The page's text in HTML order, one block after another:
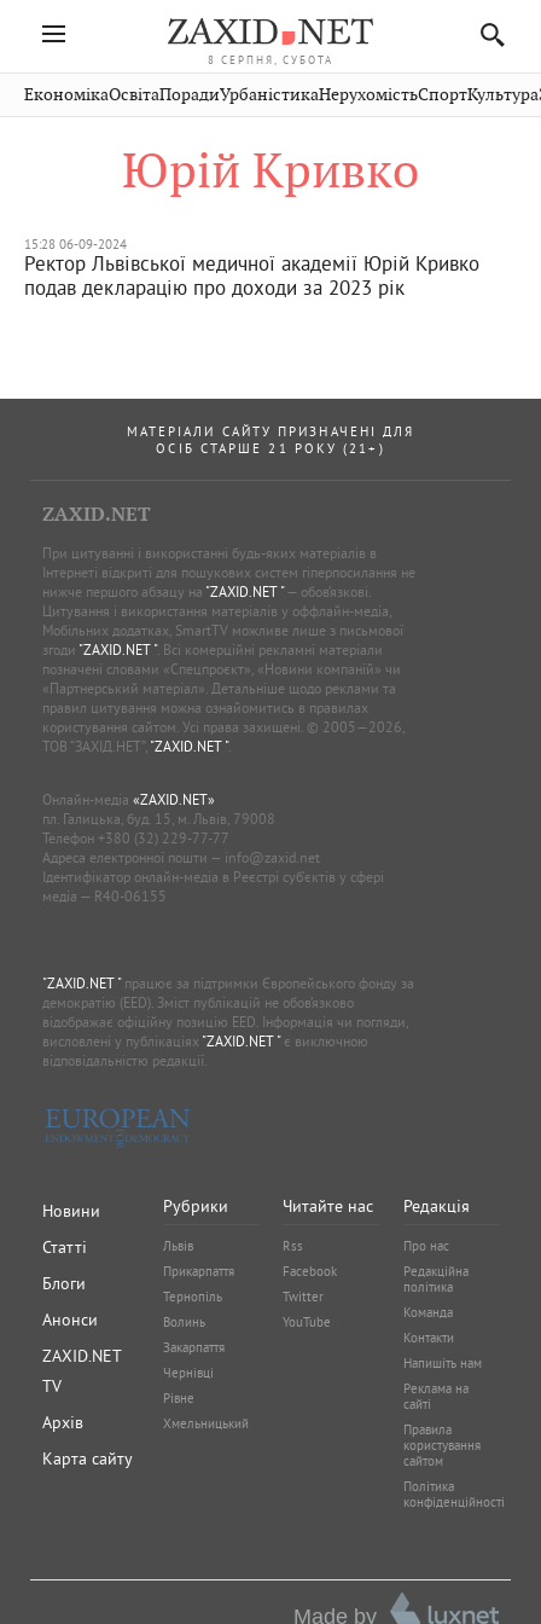
8 СЕРПНЯ, СУБОТА
Івано-
Франківськ
Волинь
Рівне
Чернівці
Стрий
Хмельницький
Публікації
Авто СловкоКультура
Кіно Дім СпортКраєзнавство
ЕкономікаОсвітаПорадиУрбаністикаНерухомістьСпортКультура
Юрій Кривко
15:28 06-09-2024
Ректор Львівської медичної академії Юрій Кривко
подав декларацію про доходи за 2023 рік
МАТЕРІАЛИ САЙТУ ПРИЗНАЧЕНІ ДЛЯ
ОСІБ СТАРШЕ 21 РОКУ (21+)
ZAXID.NET
При цитуванні і використанні будь-яких матеріалів в
Інтернеті відкриті для пошукових систем гіперпосилання не
нижче першого абзацу на "ZAXID.NET "— обов’язкові.
Цитування і використання матеріалів у оффлайн-медіа,
Мобільних додатках, SmartTV можливе лише з письмової
згоди "ZAXID.NET ". Всі комерційні рекламні матеріали
позначені словами «Спецпроєкт», «Новини компаній» чи
«Партнерський матеріал». Детальніше щодо реклами та
правил цитування можна ознайомитись в правилах
користування сайтом. Усі права захищені. © 2005—2026,
ТОВ “ЗАХІД.НЕТ”, "ZAXID.NET ".
Онлайн-медіа «ZAXID.NET»
пл. Галицька, буд. 15, м. Львів, 79008
Телефон +380 (32) 229-77-77
Адреса електронної пошти — info@zaxid.net
Ідентифікатор онлайн-медіа в Реєстрі суб'єктів у сфері
медіа — R40-06155
"ZAXID.NET "працює за підтримки Європейського фонду за
демократію (EED). Зміст публікацій не обов’язково
відображає офіційну позицію EED. Інформація чи погляди,
висловлені у публікаціях "ZAXID.NET "є виключною
відповідальністю редакції.
Новини
Статті
Блоги
Анонси
ZAXID.NET
TV
Архів
Карта сайту
Рубрики
Львів
Прикарпаття
Тернопіль
Волинь
Закарпаття
Чернівці
Рівне
Хмельницький
Читайте нас
Rss
Facebook
Twitter
YouTube
Редакція
Про нас
Редакційна
політика
Команда
Контакти
Напишіть нам
Реклама на
сайті
Правила
користування
сайтом
Політика
конфіденційності
Made by